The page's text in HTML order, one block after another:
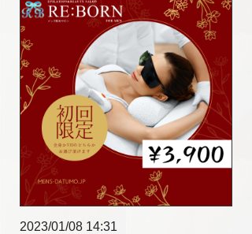
2023/01/08 14:31